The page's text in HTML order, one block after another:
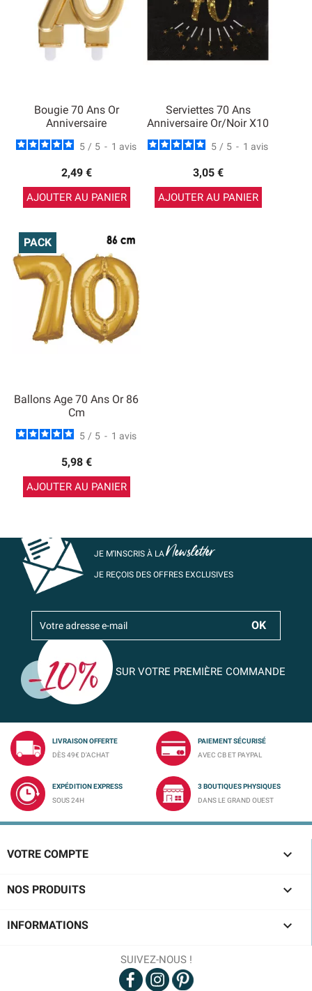
Bougie 70 Ans Or
Anniversaire
5 / 5 - 1 avis
2,49 €
AJOUTER AU PANIER
Serviettes 70 Ans
Anniversaire Or/Noir X10
5 / 5 - 1 avis
3,05 €
AJOUTER AU PANIER
Ballons Age 70 Ans Or 86
Cm
5 / 5 - 1 avis
5,98 €
AJOUTER AU PANIER
PACK
JE M’INSCRIS À LANewsletter
JE REÇOIS DES OFFRES EXCLUSIVES
SUR VOTRE PREMIÈRE COMMANDE
LIVRAISON OFFERTE
DÈS 49€ D'ACHAT
PAIEMENT SÉCURISÉ
AVEC CB ET PAYPAL
EXPÉDITION EXPRESS
SOUS 24H
3 BOUTIQUES PHYSIQUES
DANS LE GRAND OUEST
VOTRE COMPTE 
NOS PRODUITS 
INFORMATIONS 
SUIVEZ-NOUS !